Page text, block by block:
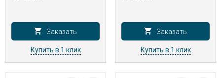
Заказать
Купить в 1 клик
Заказать
Купить в 1 клик